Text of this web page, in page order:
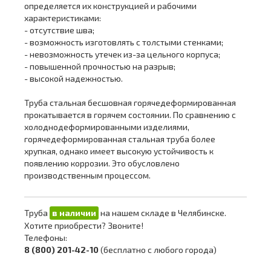
определяется их конструкцией и рабочими
характеристиками:
- отсутствие шва;
- возможность изготовлять с толстыми стенками;
- невозможность утечек из-за цельного корпуса;
- повышенной прочностью на разрыв;
- высокой надежностью.
Труба стальная бесшовная горячедеформированная
прокатывается в горячем состоянии. По сравнению с
холоднодеформированными изделиями,
горячедеформированная стальная труба более
хрупкая, однако имеет высокую устойчивость к
появлению коррозии. Это обусловлено
производственным процессом.
Труба в наличии на нашем складе в Челябинске.
Хотите приобрести? Звоните!
Телефоны:
8 (800) 201-42-10(бесплатно с любого города)